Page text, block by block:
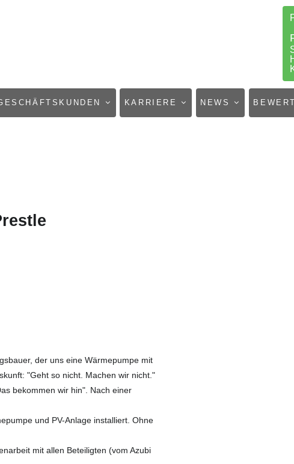
KARRIERE NEWS
der uns eine Wärmepumpe mit
"Geht so nicht. Machen wir nicht."
bekommen wir hin". Nach einer
und PV-Anlage installiert. Ohne
mit allen Beteiligten (vom Azubi